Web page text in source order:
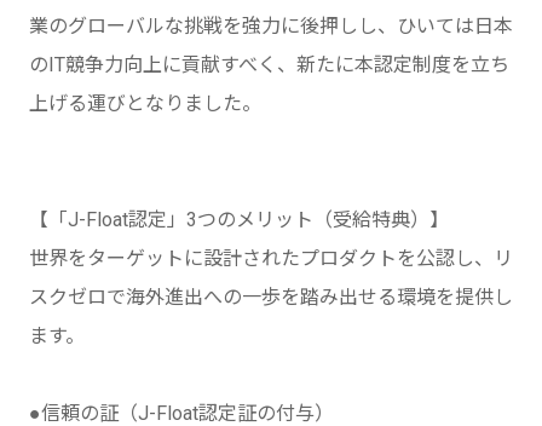
業のグローバルな挑戦を強力に後押しし、ひいては日本
のIT競争力向上に貢献すべく、新たに本認定制度を立ち
上げる運びとなりました。
【「J-Float認定」3つのメリット（受給特典）】
世界をターゲットに設計されたプロダクトを公認し、リ
スクゼロで海外進出への一歩を踏み出せる環境を提供し
ます。
●信頼の証（J-Float認定証の付与）